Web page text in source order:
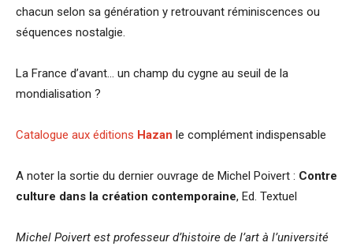
chacun selon sa génération y retrouvant réminiscences ou
séquences nostalgie.
La France d’avant… un champ du cygne au seuil de la
mondialisation ?
Catalogue aux éditions Hazan le complément indispensable
A noter la sortie du dernier ouvrage de Michel Poivert : Contre
culture dans la création contemporaine, Ed. Textuel
Michel Poivert est professeur d’histoire de l’art à l’université